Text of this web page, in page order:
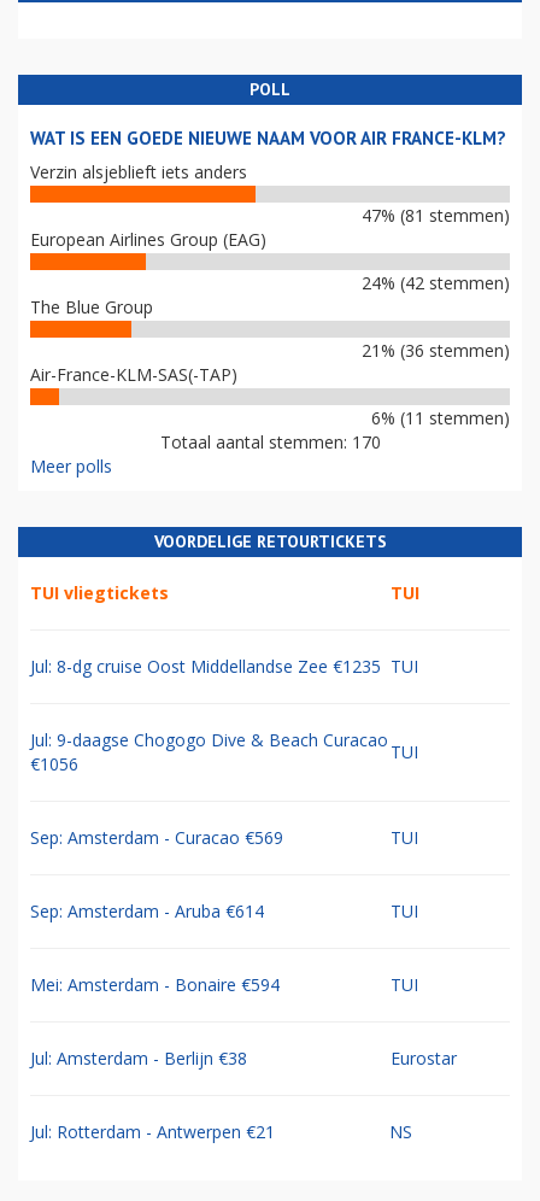
POLL
WAT IS EEN GOEDE NIEUWE NAAM VOOR AIR FRANCE-KLM?
Verzin alsjeblieft iets anders
47% (81 stemmen)
European Airlines Group (EAG)
24% (42 stemmen)
The Blue Group
21% (36 stemmen)
Air-France-KLM-SAS(-TAP)
6% (11 stemmen)
Totaal aantal stemmen: 170
Meer polls
VOORDELIGE RETOURTICKETS
TUI vliegtickets TUI
Jul: 8-dg cruise Oost Middellandse Zee €1235 TUI
Jul: 9-daagse Chogogo Dive & Beach Curacao
€1056
TUI
Sep: Amsterdam - Curacao €569 TUI
Sep: Amsterdam - Aruba €614 TUI
Mei: Amsterdam - Bonaire €594 TUI
Jul: Amsterdam - Berlijn €38 Eurostar
Jul: Rotterdam - Antwerpen €21 NS